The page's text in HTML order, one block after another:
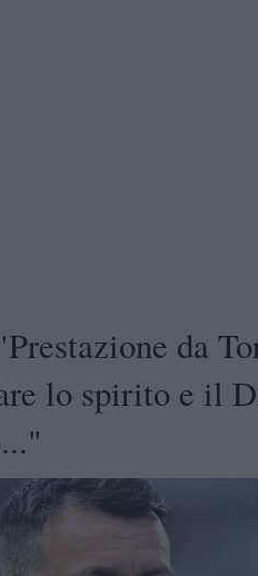
da
lo spirito e il